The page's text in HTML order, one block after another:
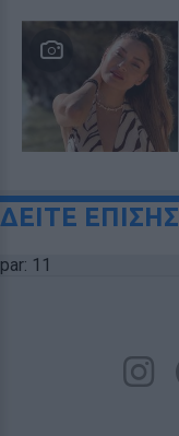
ΔΕΙΤΕ ΕΠΙΣΗΣ
par: 11